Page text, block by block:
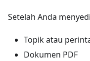
Setelah Anda
Topik atau
Dokumen PDF